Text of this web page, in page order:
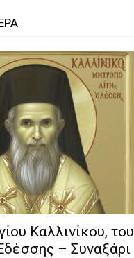
Καλλινίκου, του
– Συναξάρι